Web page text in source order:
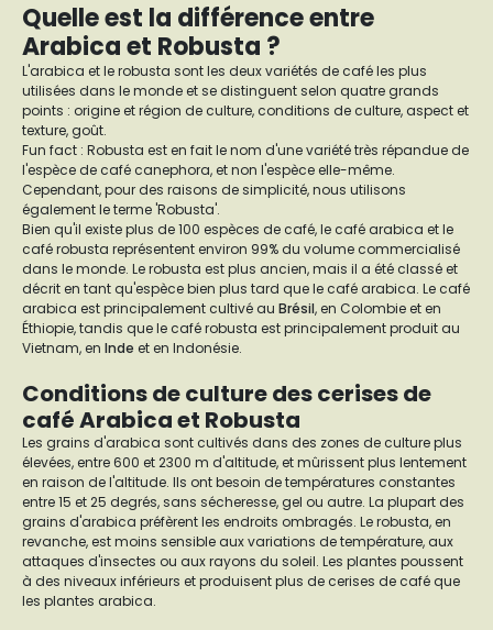
Quelle est la différence entre
Arabica et Robusta ?
L'arabica et le robusta sont les deux variétés de café les plus
utilisées dans le monde et se distinguent selon quatre grands
points : origine et région de culture, conditions de culture, aspect et
texture, goût.
Fun fact : Robusta est en fait le nom d'une variété très répandue de
l'espèce de café canephora, et non l'espèce elle-même.
Cependant, pour des raisons de simplicité, nous utilisons
également le terme 'Robusta'.
Bien qu'il existe plus de 100 espèces de café, le café arabica et le
café robusta représentent environ 99% du volume commercialisé
dans le monde. Le robusta est plus ancien, mais il a été classé et
décrit en tant qu'espèce bien plus tard que le café arabica. Le café
arabica est principalement cultivé au Brésil, en Colombie et en
Éthiopie, tandis que le café robusta est principalement produit au
Vietnam, en Inde et en Indonésie.
Conditions de culture des cerises de
café Arabica et Robusta
Les grains d'arabica sont cultivés dans des zones de culture plus
élevées, entre 600 et 2300 m d'altitude, et mûrissent plus lentement
en raison de l'altitude. Ils ont besoin de températures constantes
entre 15 et 25 degrés, sans sécheresse, gel ou autre. La plupart des
grains d'arabica préfèrent les endroits ombragés. Le robusta, en
revanche, est moins sensible aux variations de température, aux
attaques d'insectes ou aux rayons du soleil. Les plantes poussent
à des niveaux inférieurs et produisent plus de cerises de café que
les plantes arabica.